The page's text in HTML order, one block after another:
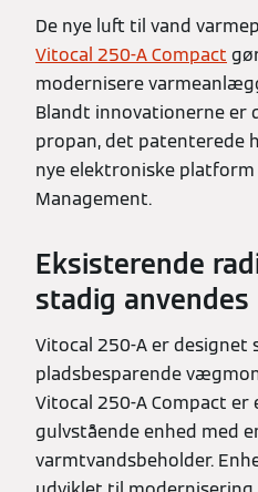
De nye luft til vand
Vitocal 250-A Compact
modernisere
Blandt innovationerne
propan, det patenterede
nye elektroniske platform
Management.
Eksisterende
stadig anvendes
Vitocal 250-A er
pladsbesparende
Vitocal 250-A Compact er
gulvstående enhed med
varmtvandsbeholder.